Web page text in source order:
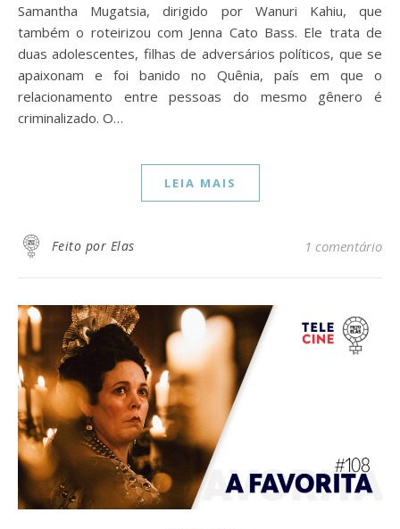
Samantha Mugatsia, dirigido por Wanuri Kahiu, que
também o roteirizou com Jenna Cato Bass. Ele trata de
duas adolescentes, filhas de adversários políticos, que se
apaixonam e foi banido no Quênia, país em que o
relacionamento entre pessoas do mesmo gênero é
criminalizado. O…
LEIA MAIS
Feito por Elas 1 comentário